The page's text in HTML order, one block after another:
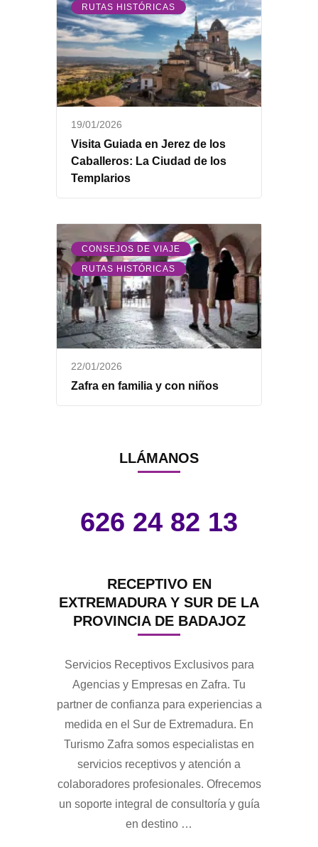
RUTAS HISTÓRICAS
19/01/2026
Visita Guiada en Jerez de los
Caballeros: La Ciudad de los
Templarios
CONSEJOS DE VIAJE ,
RUTAS HISTÓRICAS
22/01/2026
Zafra en familia y con niños
LLÁMANOS
626 24 82 13
RECEPTIVO EN
EXTREMADURA Y SUR DE LA
PROVINCIA DE BADAJOZ
Servicios Receptivos Exclusivos para
Agencias y Empresas en Zafra. Tu
partner de confianza para experiencias a
medida en el Sur de Extremadura. En
Turismo Zafra somos especialistas en
servicios receptivos y atención a
colaboradores profesionales. Ofrecemos
un soporte integral de consultoría y guía
en destino …